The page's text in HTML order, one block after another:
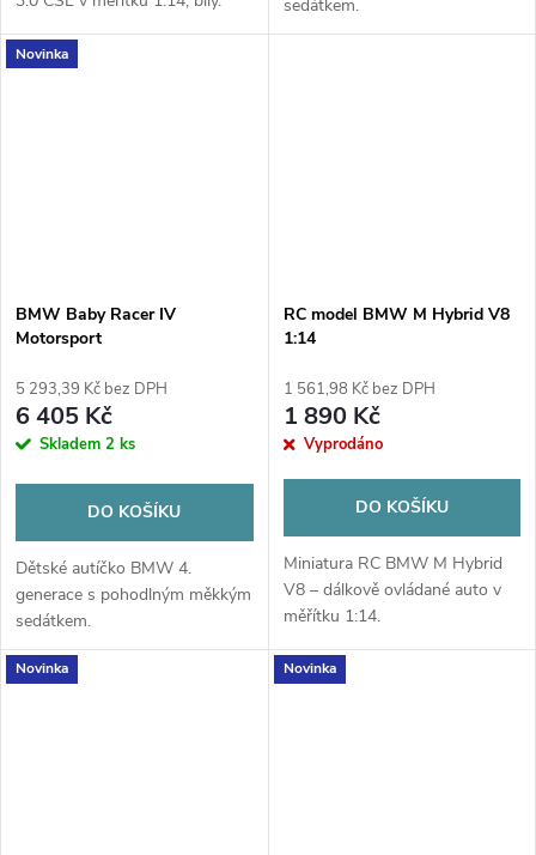
sedátkem.
Novinka
BMW Baby Racer IV
Motorsport
5 293,39 Kč bez DPH
6 405 Kč
Skladem 2 ks
DO KOŠÍKU
Dětské autíčko BMW 4.
generace s pohodlným měkkým
sedátkem.
RC model BMW M Hybrid V8
1:14
1 561,98 Kč bez DPH
1 890 Kč
Vyprodáno
DO KOŠÍKU
Miniatura RC BMW M Hybrid
V8 – dálkově ovládané auto v
měřítku 1:14.
Novinka Novinka